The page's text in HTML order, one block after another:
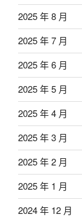
2025 年 8 月
2025 年 7 月
2025 年 6 月
2025 年 5 月
2025 年 4 月
2025 年 3 月
2025 年 2 月
2025 年 1 月
2024 年 12 月